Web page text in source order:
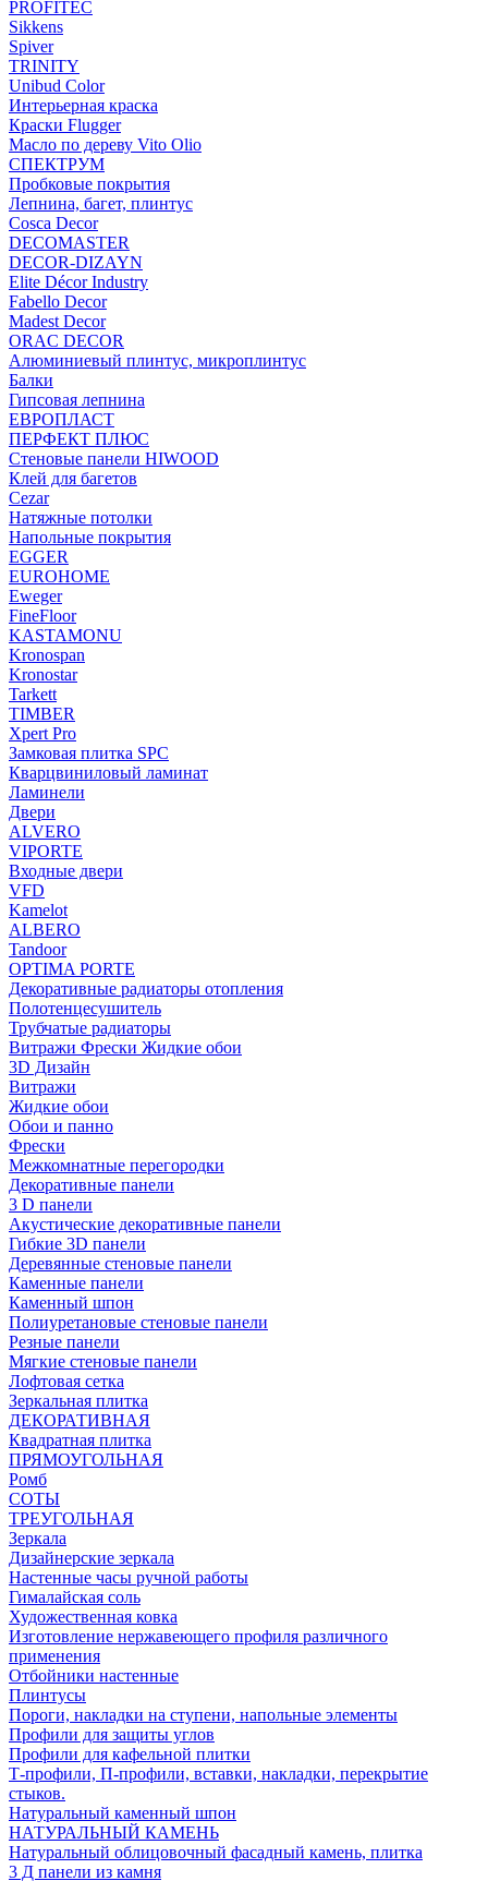
PROFITEC
Sikkens
Spiver
TRINITY
Unibud Color
Интерьерная краска
Краски Flugger
Масло по дереву Vito Olio
СПЕКТРУМ
Пробковые покрытия
Лепнина, багет, плинтус
Cosca Decor
DECOMASTER
DECOR-DIZAYN
Elite Décor Industry
Fabello Decor
Madest Decor
ORAC DECOR
Алюминиевый плинтус, микроплинтус
Балки
Гипсовая лепнина
ЕВРОПЛАСТ
ПЕРФЕКТ ПЛЮС
Стеновые панели HIWOOD
Клей для багетов
Cezar
Натяжные потолки
Напольные покрытия
EGGER
EUROHOME
Eweger
FineFloor
KASTAMONU
Kronospan
Kronostar
Tarkett
TIMBER
Xpert Pro
Замковая плитка SPC
Кварцвиниловый ламинат
Ламинели
Двери
ALVERO
VIPORTE
Входные двери
VFD
Kamelot
ALBERO
Tandoor
OPTIMA PORTE
Декоративные радиаторы отопления
Полотенцесушитель
Трубчатые радиаторы
Витражи Фрески Жидкие обои
3D Дизайн
Витражи
Жидкие обои
Обои и панно
Фрески
Межкомнатные перегородки
Декоративные панели
3 D панели
Акустические декоративные панели
Гибкие 3D панели
Деревянные стеновые панели
Каменные панели
Каменный шпон
Полиуретановые стеновые панели
Резные панели
Мягкие стеновые панели
Лофтовая сетка
Зеркальная плитка
ДЕКОРАТИВНАЯ
Квадратная плитка
ПРЯМОУГОЛЬНАЯ
Ромб
СОТЫ
ТРЕУГОЛЬНАЯ
Зеркала
Дизайнерские зеркала
Настенные часы ручной работы
Гималайская соль
Художественная ковка
Изготовление нержавеющего профиля различного
применения
Отбойники настенные
Плинтусы
Пороги, накладки на ступени, напольные элементы
Профили для защиты углов
Профили для кафельной плитки
Т-профили, П-профили, вставки, накладки, перекрытие
стыков.
Натуральный каменный шпон
НАТУРАЛЬНЫЙ КАМЕНЬ
Натуральный облицовочный фасадный камень, плитка
3 Д панели из камня